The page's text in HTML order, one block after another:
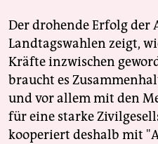
Der drohende Erfolg der
Landtagswahlen zeigt,
Kräfte inzwischen
braucht es
und vor allem mit den
für eine starke
kooperiert deshalb mit